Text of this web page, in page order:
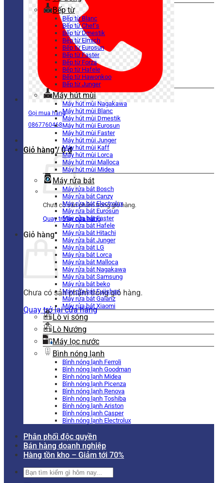
Gọi mua hàng
0867760468
Giỏ hàng / 0₫
Chưa có sản phẩm trong giỏ hàng.
Quay trở lại cửa hàng
Giỏ hàng
Chưa có sản phẩm trong giỏ hàng.
Quay trở lại cửa hàng
Bếp từ
Bếp từ Blanc
Bếp từ Chef’s
Bếp từ Dmestik
Bếp từ Elmich
Bếp từ Eurosun
Bếp từ Faster
Bếp từ Forza
Bếp từ Hafele
Bếp từ Hawonkoo
Bếp từ Junger
Máy hút mùi
Máy hút mùi Nagakawa
Máy hút mùi Blanc
Máy hút mùi Dmestik
Máy hút mùi Eurosun
Máy hút mùi Faster
Máy hút mùi Junger
Máy hút mùi Kaff
Máy hút mùi Lorca
Máy hút mùi Malloca
Máy hút mùi Midea
Máy rửa bát
Máy rửa bát Bosch
Máy rửa bát Canzy
Máy rửa bát Electrolux
Máy rửa bát Eurosun
Máy rửa bát Faster
Máy rửa bát Hafele
Máy rửa bát Hitachi
Máy rửa bát Junger
Máy rửa bát LG
Máy rửa bát Lorca
Máy rửa bát Malloca
Máy rửa bát Nagakawa
Máy rửa bát Samsung
Máy rửa bát beko
Máy rửa bát Fujishan
Máy rửa bát Galanz
Máy rửa bát Xiaomi
Lò vi sóng
Lò Nướng
Máy lọc nước
Bình nóng lạnh
Bình nóng lạnh Ferroli
Bình nóng lạnh Goodman
Bình nóng lạnh Midea
Bình nóng lạnh Picenza
Bình nóng lạnh Renova
Bình nóng lạnh Toshiba
Bình nóng lạnh Ariston
Bình nóng lạnh Casper
Bình nóng lạnh Electrolux
Phân phối độc quyền
Bán hàng doanh nghiệp
Hàng tồn kho – Giảm tới 70%
Tìm
kiếm: